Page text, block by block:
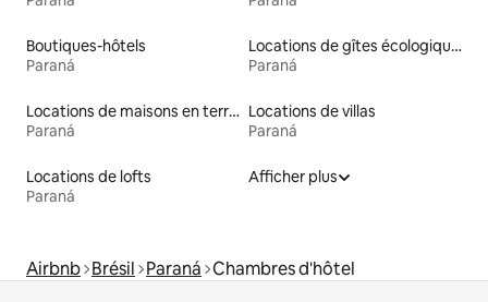
Boutiques-hôtels
Paraná
Locations de gîtes écologiques
Paraná
Locations de maisons en terre
Paraná
Locations de villas
Paraná
Locations de lofts
Paraná
Afficher plus
Airbnb Brésil Paraná Chambres d'hôtel